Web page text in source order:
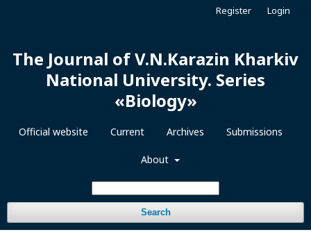
The Journal of V.N.Karazin Kharkiv
National University. Series
«Biology»
Official website Current Archives Submissions
About
Search
Register Login